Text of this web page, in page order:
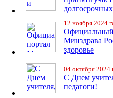
12 ноября 2024
Минздрава
здоровье
04 октября 2024
С Днем
педагоги!